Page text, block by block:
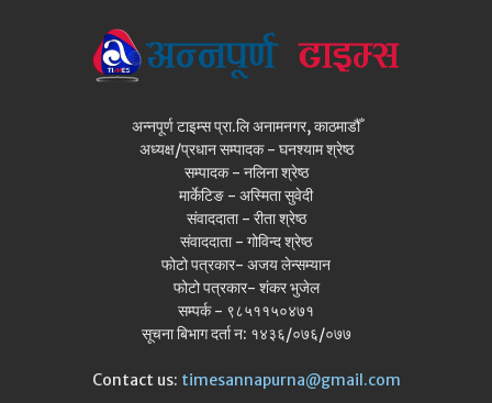
अन्नपूर्ण टाइम्स प्रा.लि अनामनगर, काठमाडौँ
अध्यक्ष/प्रधान सम्पादक - घनश्याम श्रेष्ठ
सम्पादक - नलिना श्रेष्ठ
मार्केटिङ - अस्मिता सुवेदी
संवाददाता - रीता श्रेष्ठ
संवाददाता - गोविन्द श्रेष्ठ
फोटो पत्रकार- अजय लेन्सम्यान
फोटो पत्रकार- शंकर भुजेल
सम्पर्क - ९८५११५०४७१
सूचना बिभाग दर्ता न: १४३६/०७६/०७७
Contact us: timesannapurna@gmail.com